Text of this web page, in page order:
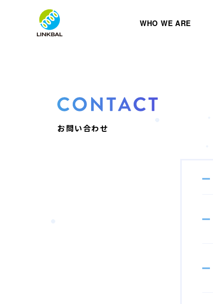
WHO WE ARE
お問い合わせ